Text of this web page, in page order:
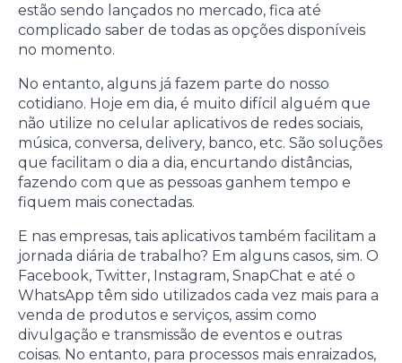
estão sendo lançados no mercado, fica até
complicado saber de todas as opções disponíveis
no momento.
No entanto, alguns já fazem parte do nosso
cotidiano. Hoje em dia, é muito difícil alguém que
não utilize no celular aplicativos de redes sociais,
música, conversa, delivery, banco, etc. São soluções
que facilitam o dia a dia, encurtando distâncias,
fazendo com que as pessoas ganhem tempo e
fiquem mais conectadas.
E nas empresas, tais aplicativos também facilitam a
jornada diária de trabalho? Em alguns casos, sim. O
Facebook, Twitter, Instagram, SnapChat e até o
WhatsApp têm sido utilizados cada vez mais para a
venda de produtos e serviços, assim como
divulgação e transmissão de eventos e outras
coisas. No entanto, para processos mais enraizados,